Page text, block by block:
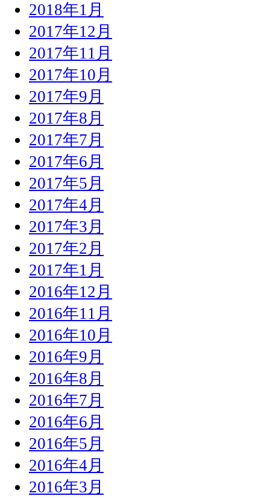
2018年1月
2017年12月
2017年11月
2017年10月
2017年9月
2017年8月
2017年7月
2017年6月
2017年5月
2017年4月
2017年3月
2017年2月
2017年1月
2016年12月
2016年11月
2016年10月
2016年9月
2016年8月
2016年7月
2016年6月
2016年5月
2016年4月
2016年3月